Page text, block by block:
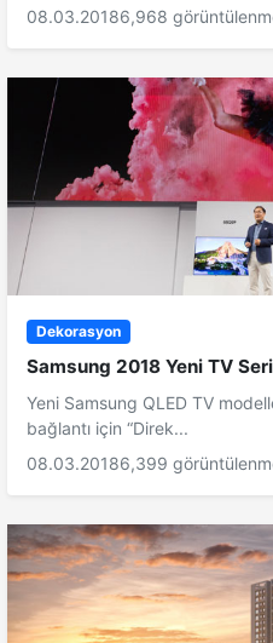
08.03.20186,968
Dekorasyon
Samsung 2018 Yeni TV
Yeni Samsung QLED TV
bağlantı için “Direk...
08.03.20186,399